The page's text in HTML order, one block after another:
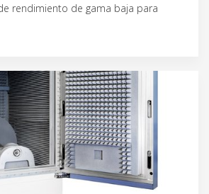
rendimiento de gama baja para